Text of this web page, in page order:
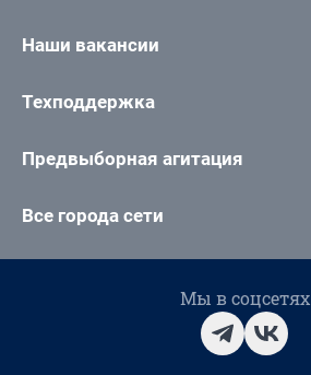
Наши вакансии
Техподдержка
Предвыборная агитация
Все города сети
Мы в соцсетях